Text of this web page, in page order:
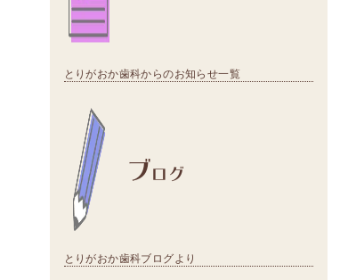
とりがおか歯科からのお知らせ一覧
ブログ
とりがおか歯科ブログより